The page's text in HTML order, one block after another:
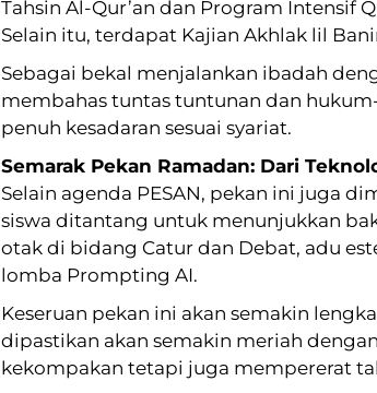
Tahsin Al-Qur’an dan Program Intensif
Selain itu, terdapat Kajian Akhlak lil
Sebagai bekal menjalankan ibadah
membahas tuntas tuntunan dan
penuh kesadaran sesuai syariat.
Semarak Pekan Ramadan: Dari
Selain agenda PESAN, pekan ini juga
siswa ditantang untuk menunjukkan
otak di bidang Catur dan Debat, adu
lomba Prompting AI.
Keseruan pekan ini akan semakin
dipastikan akan semakin meriah
kekompakan tetapi juga mempererat